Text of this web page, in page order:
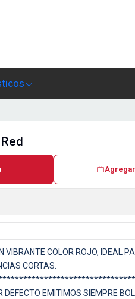
VIBRANTE COLOR ROJO, IDEAL
CORTAS.
EMITIMOS SIEMPRE